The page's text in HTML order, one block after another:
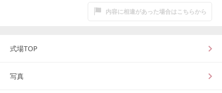
内容に相違があった場合はこちらから
式場TOP
写真